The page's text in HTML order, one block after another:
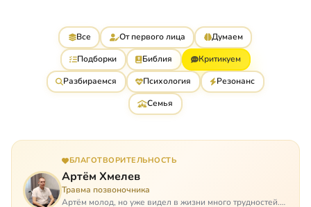
Все От первого лица
Думаем
Подборки
Библия
Критикуем
Разбираемся
Психология
Резонанс
Семья
БЛАГОТВОРИТЕЛЬНОСТЬ
Артём Хмелев
Травма позвоночника
Артём молод, но уже видел в жизни много трудностей.